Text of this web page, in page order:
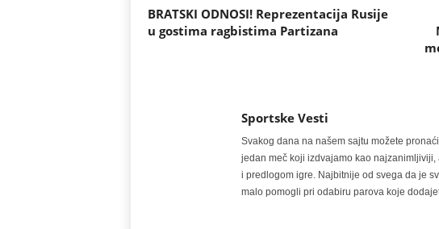
BRATSKI ODNOSI! Reprezentacija Rusije
u gostima ragbistima Partizana
Sportske Vesti
Svakog dana na našem sajtu možete
jedan meč koji izdvajamo kao
i predlogom igre. Najbitnije od svega da je
malo pomogli pri odabiru parova koje